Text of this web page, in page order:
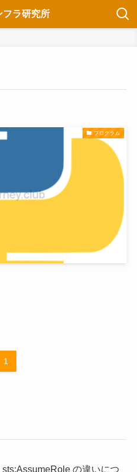
フラ研究所
プログラム
1
sts:AssumeRole の違いにつ